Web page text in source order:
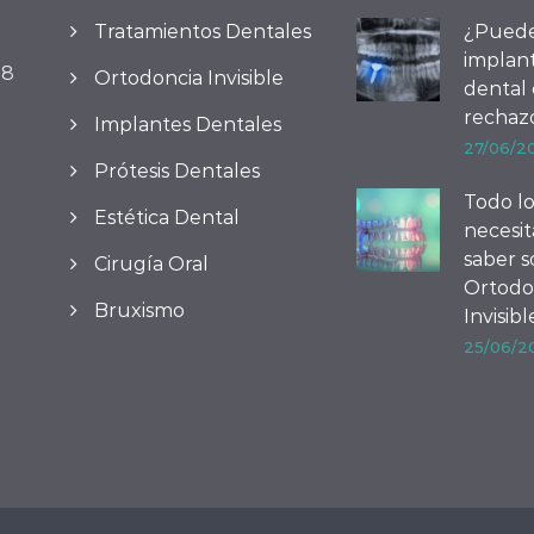
Tratamientos Dentales
Ortodoncia Invisible
Implantes Dentales
Prótesis Dentales
Estética Dental
Cirugía Oral
Bruxismo
dental
27/06/
Todo
saber
25/06/